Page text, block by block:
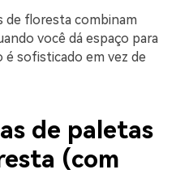
de floresta combinam
você dá espaço para
é sofisticado em vez de
de paletas
(com